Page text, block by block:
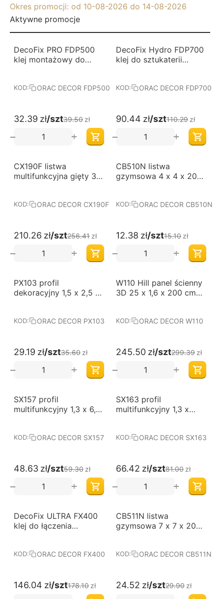
Okres promocji: od 10-08-2026 do 14-08-2026
Aktywne promocje
-18%
DecoFix PRO FDP500
klej montażowy do
KOD: ORAC DECOR FDP500
32.39 zł/szt39.50 zł
+
−
-18%
DecoFix Hydro FDP700
klej do sztukaterii
KOD: ORAC DECOR FDP700
90.44 zł/szt110.29 zł
+
−
-18%
CX190F listwa
multifunkcyjna gięty 3 x
KOD: ORAC DECOR CX190F
210.26 zł/szt256.41 zł
+
−
-18%
CB510N listwa
gzymsowa 4 x 4 x 200
KOD: ORAC DECOR CB510N
12.38 zł/szt15.10 zł
+
−
-18%
PX103 profil
dekoracyjny 1,5 x 2,5 x
KOD: ORAC DECOR PX103
29.19 zł/szt35.60 zł
+
−
-18%
W110 Hill panel ścienny
3D 25 x 1,6 x 200 cm
KOD: ORAC DECOR W110
245.50 zł/szt299.39 zł
+
−
-18%
SX157 profil
multifunkcyjny 1,3 x 6,5
KOD: ORAC DECOR SX157
48.63 zł/szt59.30 zł
+
−
-18%
SX163 profil
multifunkcyjny 1,3 x
KOD: ORAC DECOR SX163
66.42 zł/szt81.00 zł
+
−
-18%
DecoFix ULTRA FX400
klej do łączenia
KOD: ORAC DECOR FX400
146.04 zł/szt178.10 zł
-18%
CB511N listwa
gzymsowa 7 x 7 x 200
KOD: ORAC DECOR CB511N
24.52 zł/szt29.90 zł